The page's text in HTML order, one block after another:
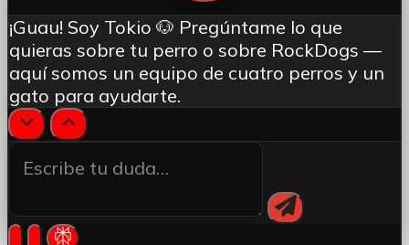
¡Guau! Soy Tokio 🐶 Pregúntame lo que
quieras sobre tu perro o sobre RockDogs —
aquí somos un equipo de cuatro perros y un
gato para ayudarte.